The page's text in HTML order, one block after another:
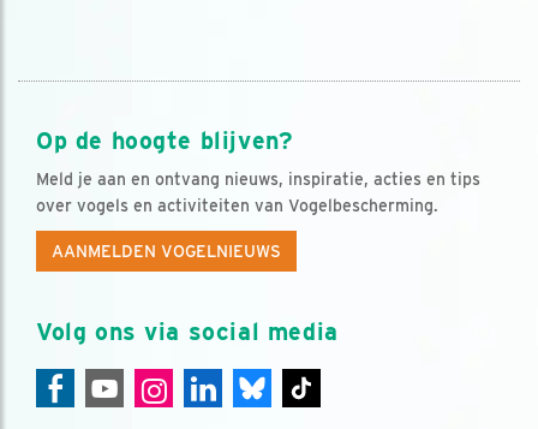
Op de hoogte blijven?
Meld je aan en ontvang nieuws, inspiratie, acties en tips
over vogels en activiteiten van Vogelbescherming.
AANMELDEN VOGELNIEUWS
Volg ons via social media